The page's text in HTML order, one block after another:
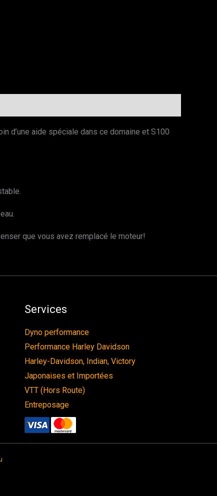
d’une aide spéciale dans ce domaine et S100
que vous avez remplacé le moteur!
Services
Dyno performance
Performance Harley Davidson
Harley-Davidson, Indian, Victory
Japonaises et Importées
VTT (Hors Route)
Entreposage